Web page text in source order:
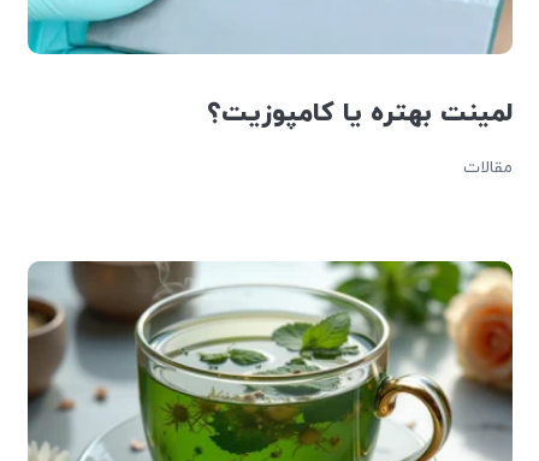
لمینت بهتره یا کامپوزیت؟
مقالات